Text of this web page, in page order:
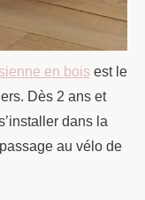
en bois est le
Dès 2 ans et
dans la
au vélo de